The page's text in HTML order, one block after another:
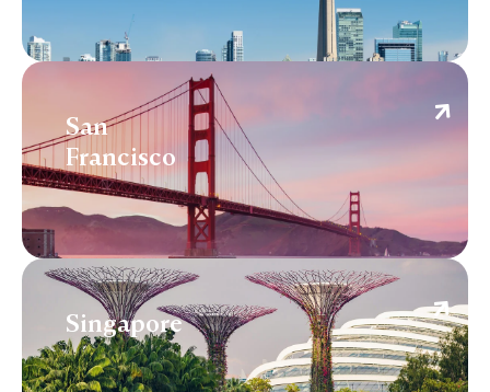
San Francisco
San
Francisco
Singapore
Singapore